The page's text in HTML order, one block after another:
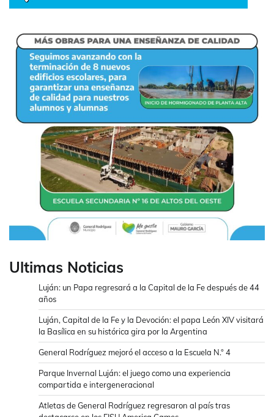
Ultimas Noticias
Luján: un Papa regresará a la Capital de la Fe después de 44
años
Luján, Capital de la Fe y la Devoción: el papa León XIV visitará
la Basílica en su histórica gira por la Argentina
General Rodríguez mejoró el acceso a la Escuela N.° 4
Parque Invernal Luján: el juego como una experiencia
compartida e intergeneracional
Atletas de General Rodríguez regresaron al país tras